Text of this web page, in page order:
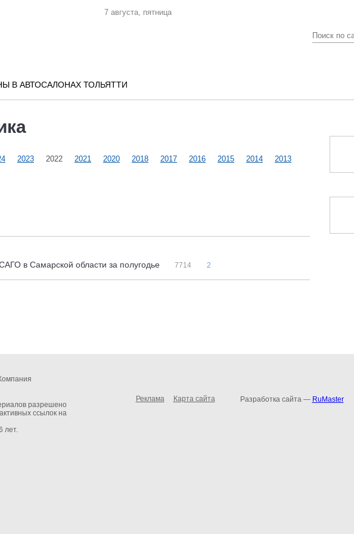
7 августа, пятница
В АВТОСАЛОНАХ ТОЛЬЯТТИ
2023 2022 2021 2020 2018 2017 2016 2015 2014 2013
в Самарской области за полугодье
7714 2
разрешено
ссылок на
лет.
Реклама Карта сайта Разработка сайта — RuMaster